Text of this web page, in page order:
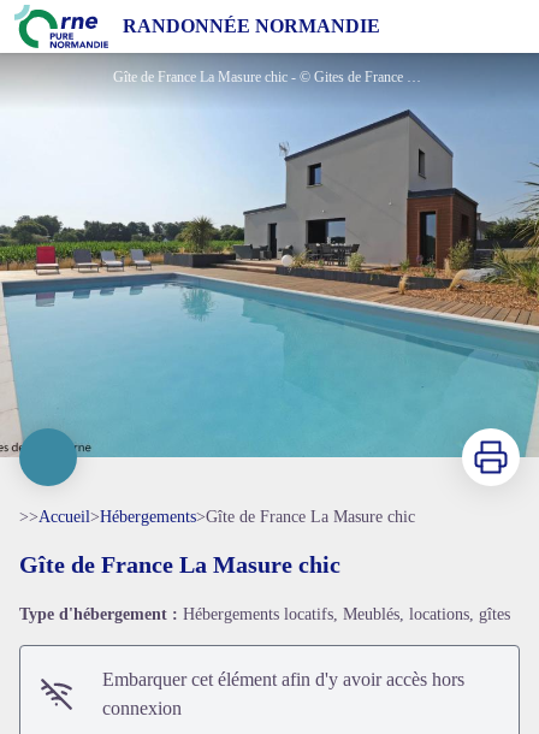
RANDONNÉE NORMANDIE
Gîte de France La Masure chic
Gîte de France La Masure chic - © Gites de France Orne
Voir l'image en plein écran
Imprimer
>>Accueil>Hébergements>Gîte de France La Masure chic
Gîte de France La Masure chic
Type d'hébergement : Hébergements locatifs, Meublés, locations, gîtes
Embarquer cet élément afin d'y avoir accès hors
connexion